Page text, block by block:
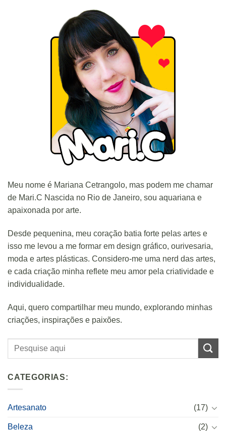
Meu nome é Mariana Cetrangolo, mas podem me chamar
de Mari.C Nascida no Rio de Janeiro, sou aquariana e
apaixonada por arte.
Desde pequenina, meu coração batia forte pelas artes e
isso me levou a me formar em design gráfico, ourivesaria,
moda e artes plásticas. Considero-me uma nerd das artes,
e cada criação minha reflete meu amor pela criatividade e
individualidade.
Aqui, quero compartilhar meu mundo, explorando minhas
criações, inspirações e paixões.
CATEGORIAS:
Artesanato (17)
Beleza (2)